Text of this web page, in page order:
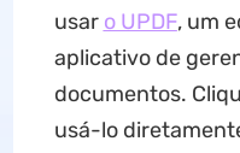
usar o UPDF, um
aplicativo de
documentos.
usá-lo